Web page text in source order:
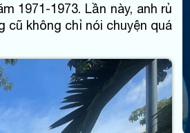
1971-1973. Lần này, anh rủ
không chỉ nói chuyện quá